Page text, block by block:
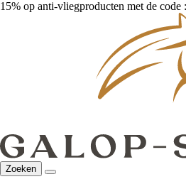
15% op anti-vliegproducten met de code :
Zoeken